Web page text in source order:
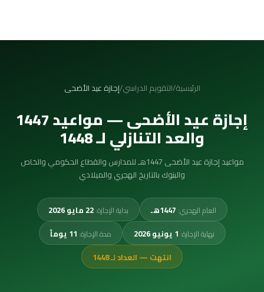
الرئيسية/التقويم الدراسي/إجازة عيد الأضحى
إجازة عيد الأضحى — مواعيد 1447
والعد التنازلي لـ 1448
مواعيد إجازة عيد الأضحى 1447هـ للمدارس والقطاع الحكومي والخاص
والبنوك بالتاريخ الهجري والميلادي
العام الهجري: 1447هـ بداية الإجازة:22 مايو 2026
نهاية الإجازة: 1 يونيو 2026 مدة الإجازة: 11 يوماً
انتهت — العداد لـ 1448